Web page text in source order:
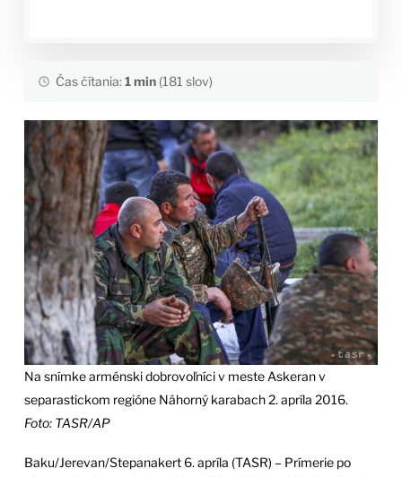
Čas čítania:1 min(181 slov)
Na snímke arménski dobrovoľníci v meste Askeran v
separastickom regióne Náhorný karabach 2. apríla 2016.
Foto: TASR/AP
Baku/Jerevan/Stepanakert 6. apríla (TASR) – Prímerie po